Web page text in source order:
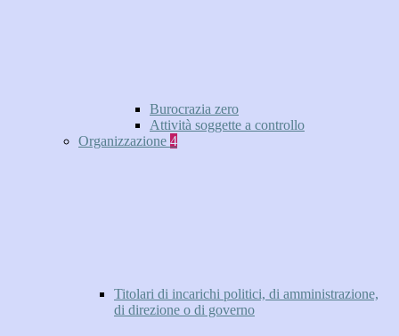
Burocrazia zero
Attività soggette a controllo
Organizzazione 4
Titolari di incarichi politici, di amministrazione,
di direzione o di governo